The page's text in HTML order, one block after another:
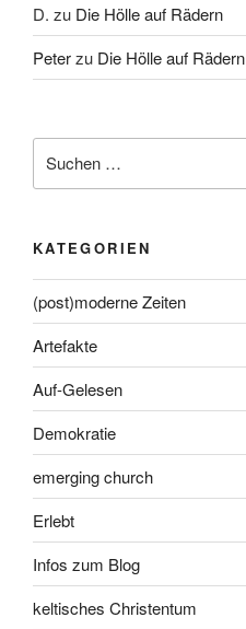
D. zu Die Hölle auf Rädern
Peterzu Die Hölle auf Rädern
nach:
KATEGORIEN
(post)moderne Zeiten
Artefakte
Auf-Gelesen
Demokratie
emerging church
Erlebt
Infos zum Blog
keltisches Christentum